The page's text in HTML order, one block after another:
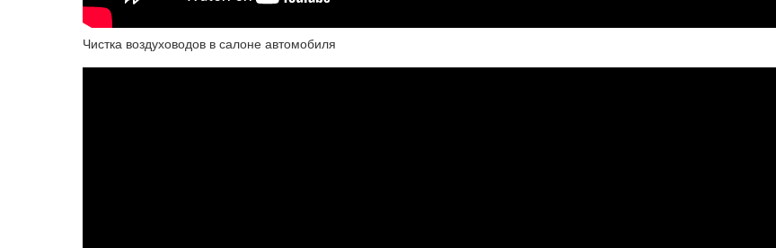
Чистка воздуховодов в салоне автомобиля